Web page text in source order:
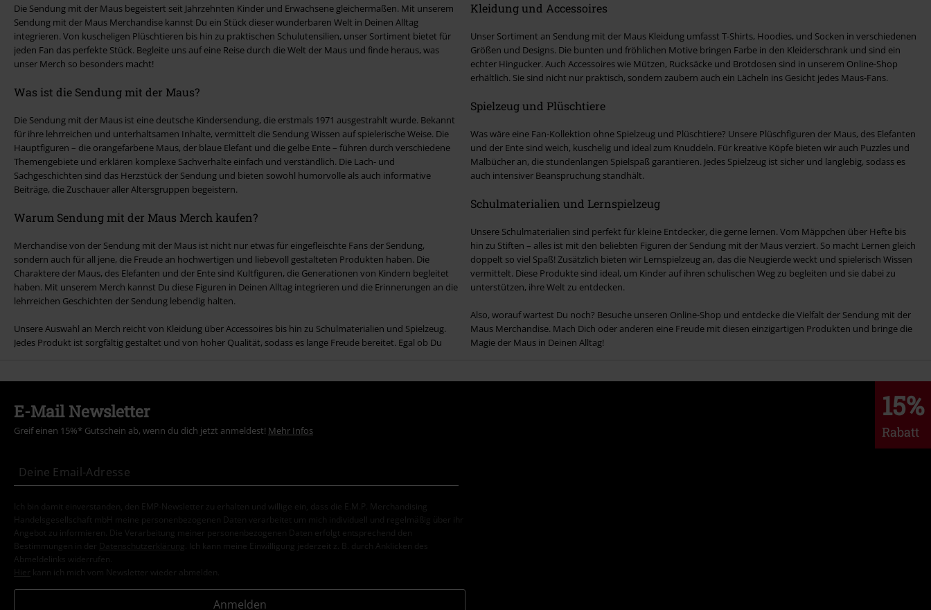
Die Sendung mit der Maus begeistert seit Jahrzehnten Kinder und Erwachsene gleichermaßen. Mit unserem
Sendung mit der Maus Merchandise kannst Du ein Stück dieser wunderbaren Welt in Deinen Alltag
integrieren. Von kuscheligen Plüschtieren bis hin zu praktischen Schulutensilien, unser Sortiment bietet für
jeden Fan das perfekte Stück. Begleite uns auf eine Reise durch die Welt der Maus und finde heraus, was
unser Merch so besonders macht!
Was ist die Sendung mit der Maus?
Die Sendung mit der Maus ist eine deutsche Kindersendung, die erstmals 1971 ausgestrahlt wurde. Bekannt
für ihre lehrreichen und unterhaltsamen Inhalte, vermittelt die Sendung Wissen auf spielerische Weise. Die
Hauptfiguren – die orangefarbene Maus, der blaue Elefant und die gelbe Ente – führen durch verschiedene
Themengebiete und erklären komplexe Sachverhalte einfach und verständlich. Die Lach- und
Sachgeschichten sind das Herzstück der Sendung und bieten sowohl humorvolle als auch informative
Beiträge, die Zuschauer aller Altersgruppen begeistern.
Warum Sendung mit der Maus Merch kaufen?
Merchandise von der Sendung mit der Maus ist nicht nur etwas für eingefleischte Fans der Sendung,
sondern auch für all jene, die Freude an hochwertigen und liebevoll gestalteten Produkten haben. Die
Charaktere der Maus, des Elefanten und der Ente sind Kultfiguren, die Generationen von Kindern begleitet
haben. Mit unserem Merch kannst Du diese Figuren in Deinen Alltag integrieren und die Erinnerungen an die
lehrreichen Geschichten der Sendung lebendig halten.
Unsere Auswahl an Merch reicht von Kleidung über Accessoires bis hin zu Schulmaterialien und Spielzeug.
Jedes Produkt ist sorgfältig gestaltet und von hoher Qualität, sodass es lange Freude bereitet. Egal ob Du
Kleidung und Accessoires
Unser Sortiment an Sendung mit der Maus Kleidung umfasst T-Shirts, Hoodies, und Socken in verschiedenen
Größen und Designs. Die bunten und fröhlichen Motive bringen Farbe in den Kleiderschrank und sind ein
echter Hingucker. Auch Accessoires wie Mützen, Rucksäcke und Brotdosen sind in unserem Online-Shop
erhältlich. Sie sind nicht nur praktisch, sondern zaubern auch ein Lächeln ins Gesicht jedes Maus-Fans.
Spielzeug und Plüschtiere
Was wäre eine Fan-Kollektion ohne Spielzeug und Plüschtiere? Unsere Plüschfiguren der Maus, des Elefanten
und der Ente sind weich, kuschelig und ideal zum Knuddeln. Für kreative Köpfe bieten wir auch Puzzles und
Malbücher an, die stundenlangen Spielspaß garantieren. Jedes Spielzeug ist sicher und langlebig, sodass es
auch intensiver Beanspruchung standhält.
Schulmaterialien und Lernspielzeug
Unsere Schulmaterialien sind perfekt für kleine Entdecker, die gerne lernen. Vom Mäppchen über Hefte bis
hin zu Stiften – alles ist mit den beliebten Figuren der Sendung mit der Maus verziert. So macht Lernen gleich
doppelt so viel Spaß! Zusätzlich bieten wir Lernspielzeug an, das die Neugierde weckt und spielerisch Wissen
vermittelt. Diese Produkte sind ideal, um Kinder auf ihren schulischen Weg zu begleiten und sie dabei zu
unterstützen, ihre Welt zu entdecken.
Also, worauf wartest Du noch? Besuche unseren Online-Shop und entdecke die Vielfalt der Sendung mit der
Maus Merchandise. Mach Dich oder anderen eine Freude mit diesen einzigartigen Produkten und bringe die
Magie der Maus in Deinen Alltag!
15%
Rabatt
E-Mail Newsletter
Greif einen 15%* Gutschein ab, wenn du dich jetzt anmeldest! Mehr Infos
Ich bin damit einverstanden, den EMP-Newsletter zu erhalten und willige ein, dass die E.M.P. Merchandising
Handelsgesellschaft mbH meine personenbezogenen Daten verarbeitet um mich individuell und regelmäßig über ihr
Angebot zu informieren. Die Verarbeitung meiner personenbezogenen Daten erfolgt entsprechend den
Bestimmungen in der
Datenschutzerklärung
. Ich kann meine Einwilligung jederzeit z. B. durch Anklicken des
Abmeldelinks widerrufen.
Hier kann ich mich vom Newsletter wieder abmelden.
Anmelden